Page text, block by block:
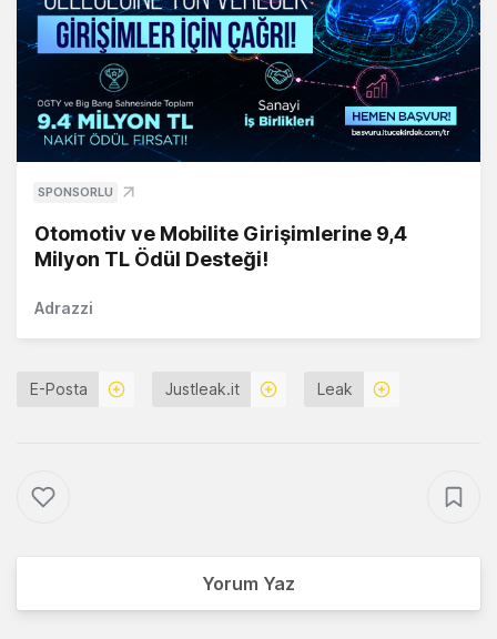
SPONSORLU
Otomotiv ve Mobilite Girişimlerine 9,4
Milyon TL Ödül Desteği!
Adrazzi
E-Posta Justleak.it Leak
Yorum Yaz